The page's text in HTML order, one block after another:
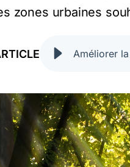
zones urbaines
Améliorer